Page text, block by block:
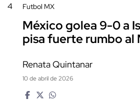
4 Futbol MX
México golea 9-0 a
pisa fuerte rumbo al
Renata Quintanar
10 de abril de 2026